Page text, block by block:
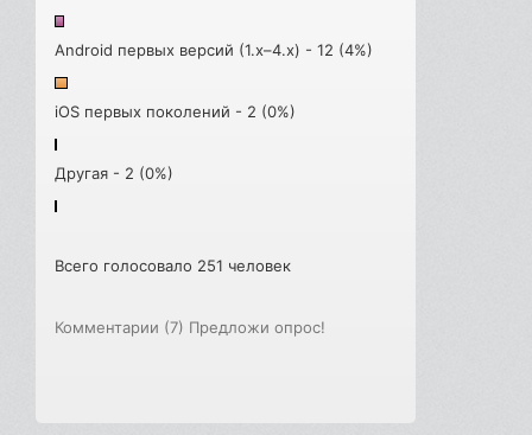
Android первых версий (1.x–4.x) - 12 (4%)
iOS первых поколений - 2 (0%)
Другая - 2 (0%)
Всего голосовало 251 человек
Комментарии (7) Предложи опрос!